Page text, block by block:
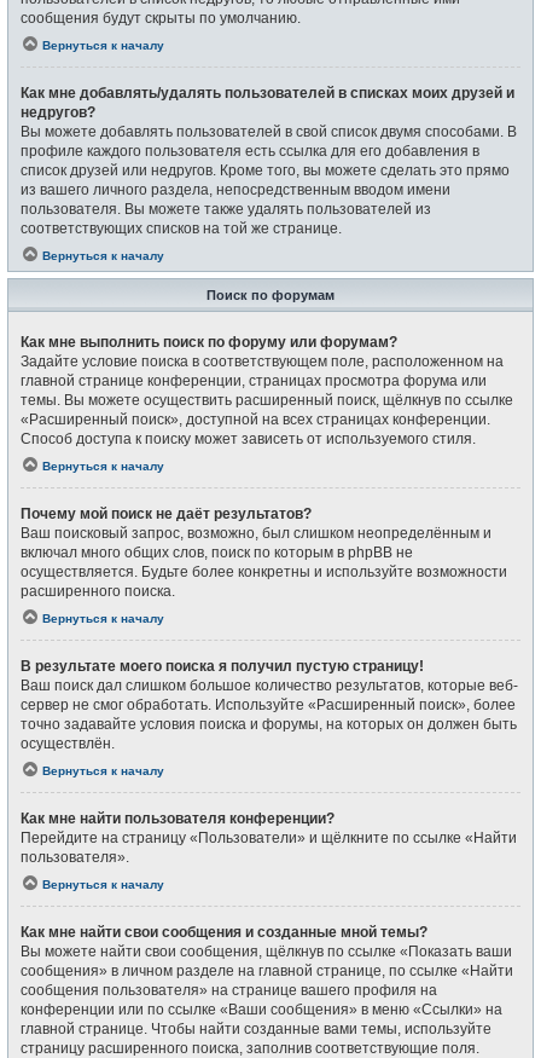
сообщения будут скрыты по умолчанию.
Вернуться к началу
Как мне добавлять/удалять пользователей в списках моих друзей и
недругов?
Вы можете добавлять пользователей в свой список двумя способами. В
профиле каждого пользователя есть ссылка для его добавления в
список друзей или недругов. Кроме того, вы можете сделать это прямо
из вашего личного раздела, непосредственным вводом имени
пользователя. Вы можете также удалять пользователей из
соответствующих списков на той же странице.
Вернуться к началу
Поиск по форумам
Как мне выполнить поиск по форуму или форумам?
Задайте условие поиска в соответствующем поле, расположенном на
главной странице конференции, страницах просмотра форума или
темы. Вы можете осуществить расширенный поиск, щёлкнув по ссылке
«Расширенный поиск», доступной на всех страницах конференции.
Способ доступа к поиску может зависеть от используемого стиля.
Вернуться к началу
Почему мой поиск не даёт результатов?
Ваш поисковый запрос, возможно, был слишком неопределённым и
включал много общих слов, поиск по которым в phpBB не
осуществляется. Будьте более конкретны и используйте возможности
расширенного поиска.
Вернуться к началу
В результате моего поиска я получил пустую страницу!
Ваш поиск дал слишком большое количество результатов, которые веб-
сервер не смог обработать. Используйте «Расширенный поиск», более
точно задавайте условия поиска и форумы, на которых он должен быть
осуществлён.
Вернуться к началу
Как мне найти пользователя конференции?
Перейдите на страницу «Пользователи» и щёлкните по ссылке «Найти
пользователя».
Вернуться к началу
Как мне найти свои сообщения и созданные мной темы?
Вы можете найти свои сообщения, щёлкнув по ссылке «Показать ваши
сообщения» в личном разделе на главной странице, по ссылке «Найти
сообщения пользователя» на странице вашего профиля на
конференции или по ссылке «Ваши сообщения» в меню «Ссылки» на
главной странице. Чтобы найти созданные вами темы, используйте
страницу расширенного поиска, заполнив соответствующие поля.